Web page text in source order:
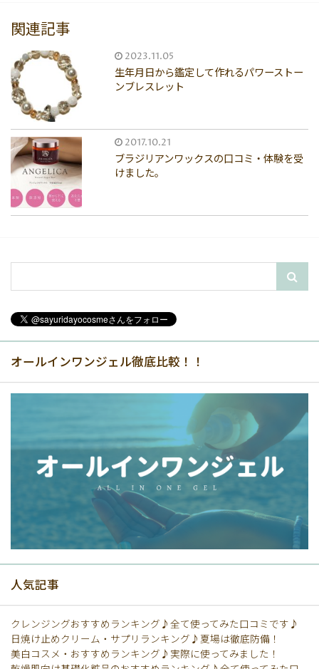
関連記事
2023.11.05
生年月日から鑑定して作れるパワーストー
ンブレスレット
2017.10.21
ブラジリアンワックスの口コミ・体験を受
けました。
オールインワンジェル徹底比較！！
人気記事
クレンジングおすすめランキング♪全て使ってみた口コミです♪
日焼け止めクリーム・サプリランキング♪夏場は徹底防備！
美白コスメ・おすすめランキング♪実際に使ってみました！